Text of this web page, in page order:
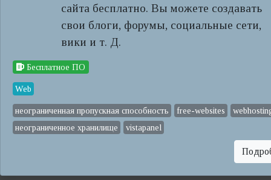
сайта бесплатно. Вы можете создавать
свои блоги, форумы, социальные сети,
вики и т. Д.
Бесплатное ПО
Web
неограниченная пропускная способность free-websites
неограниченное хранилище
vistapanel